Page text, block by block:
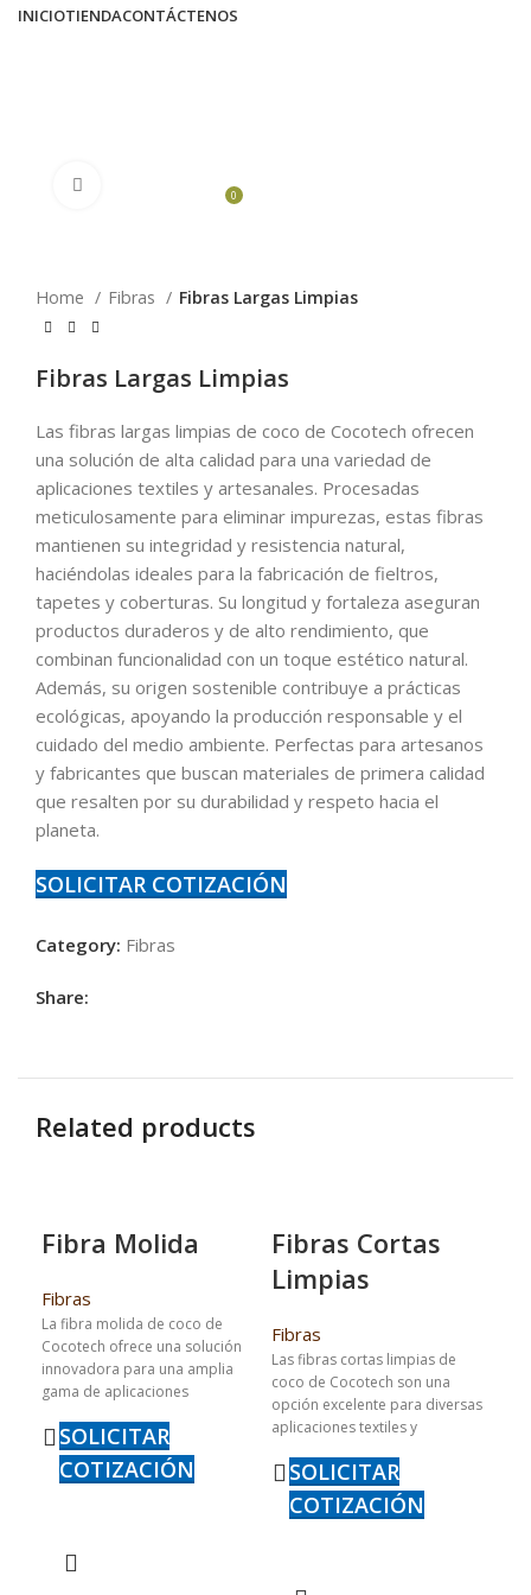
INICIOTIENDACONTÁCTENOS
0
Click to enlarge
Home Fibras Fibras Largas Limpias
Fibras Largas Limpias
Las fibras largas limpias de coco de Cocotech ofrecen
una solución de alta calidad para una variedad de
aplicaciones textiles y artesanales. Procesadas
meticulosamente para eliminar impurezas, estas fibras
mantienen su integridad y resistencia natural,
haciéndolas ideales para la fabricación de fieltros,
tapetes y coberturas. Su longitud y fortaleza aseguran
productos duraderos y de alto rendimiento, que
combinan funcionalidad con un toque estético natural.
Además, su origen sostenible contribuye a prácticas
ecológicas, apoyando la producción responsable y el
cuidado del medio ambiente. Perfectas para artesanos
y fabricantes que buscan materiales de primera calidad
que resalten por su durabilidad y respeto hacia el
planeta.
SOLICITAR COTIZACIÓN
Category: Fibras
Share:
Related products
Fibra Molida
Fibras
La fibra molida de coco de
Cocotech ofrece una solución
innovadora para una amplia
gama de aplicaciones
material, obtenido a partir de la
trituración fina de cáscaras de
coco, proporciona una textura
sustratos, rellenos y materiales
SOLICITAR
COTIZACIÓN
Fibras Cortas
Limpias
Fibras
Las fibras cortas limpias de
coco de Cocotech son una
opción excelente para diversas
aplicaciones textiles y
cuidadosamente procesadas
para garantizar la máxima
limpieza y uniformidad, ofrecen
SOLICITAR
COTIZACIÓN